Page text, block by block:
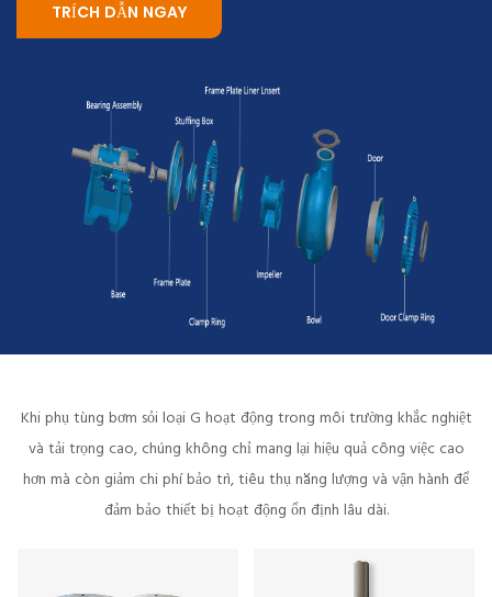
TRÍCH DẪN NGAY
Khi phụ tùng bơm sỏi loại G hoạt động trong môi trường khắc nghiệt
và tải trọng cao, chúng không chỉ mang lại hiệu quả công việc cao
hơn mà còn giảm chi phí bảo trì, tiêu thụ năng lượng và vận hành để
đảm bảo thiết bị hoạt động ổn định lâu dài.